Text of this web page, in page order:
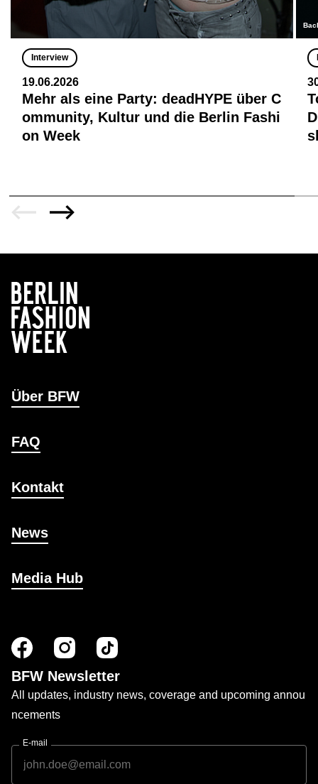
Interview
19.06.2026
Mehr als eine Party: deadHYPE über C
ommunity, Kultur und die Berlin Fashi
on Week
Über BFW
FAQ
Kontakt
News
Media Hub
BFW Newsletter
All updates, industry news, coverage and upcoming annou
ncements
E-mail